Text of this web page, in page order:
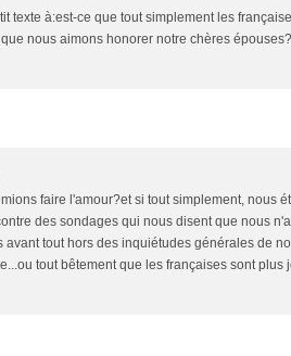
texte à:est-ce que tout simplement les
nous aimons honorer notre chères
faire l'amour?et si tout simplement, nous
des sondages qui nous disent que nous
avant tout hors des inquiétudes générales de
tout bêtement que les françaises sont plus